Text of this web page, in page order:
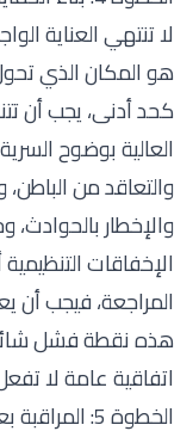
لا تنتهي العناية
هو المكان الذي
كحد أدنى، يجب أن
العالية بوضوح
والتعاقد من الباطن،
والإخطار
الإخفاقات التنظيمية
المراجعة، فيجب
هذه نقطة فشل
اتفاقية عامة لا
الخطوة 5: المراقبة بعد الإعداد